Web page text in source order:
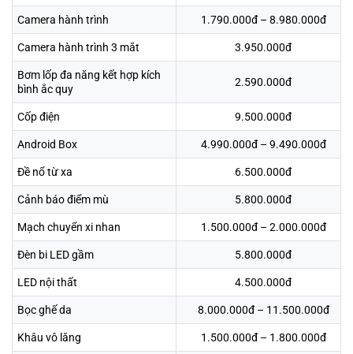
Camera hành trình 1.790.000đ – 8.980.000đ
Camera hành trình 3 mắt 3.950.000đ
Bơm lốp đa năng kết hợp kích
bình ắc quy
2.590.000đ
Cốp điện 9.500.000đ
Android Box 4.990.000đ – 9.490.000đ
Đề nổ từ xa 6.500.000đ
Cảnh báo điểm mù 5.800.000đ
Mạch chuyển xi nhan 1.500.000đ – 2.000.000đ
Đèn bi LED gầm 5.800.000đ
LED nội thất 4.500.000đ
Bọc ghế da 8.000.000đ – 11.500.000đ
Khâu vô lăng 1.500.000đ – 1.800.000đ